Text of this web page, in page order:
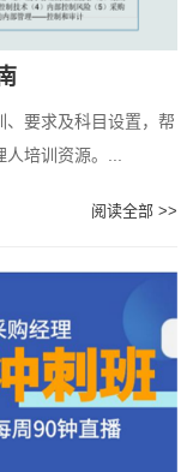
要求及科目设置，帮
培训资源。...
阅读全部 >>